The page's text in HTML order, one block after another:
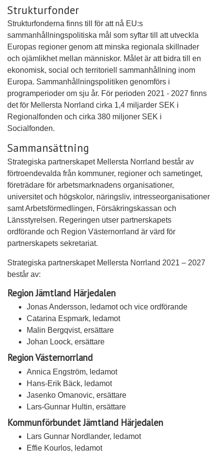
Strukturfonder
Strukturfonderna finns till för att nå EU:s
sammanhållningspolitiska mål som syftar till att utveckla
Europas regioner genom att minska regionala skillnader
och ojämlikhet mellan människor. Målet är att bidra till en
ekonomisk, social och territoriell sammanhållning inom
Europa. Sammanhållningspolitiken genomförs i
programperioder om sju år. För perioden 2021 - 2027 finns
det för Mellersta Norrland cirka 1,4 miljarder SEK i
Regionalfonden och cirka 380 miljoner SEK i
Socialfonden.
Sammansättning
Strategiska partnerskapet Mellersta Norrland består av
förtroendevalda från kommuner, regioner och sametinget,
företrädare för arbetsmarknadens organisationer,
universitet och högskolor, näringsliv, intresseorganisationer
samt Arbetsförmedlingen, Försäkringskassan och
Länsstyrelsen. Regeringen utser partnerskapets
ordförande och Region Västernorrland är värd för
partnerskapets sekretariat.
Strategiska partnerskapet Mellersta Norrland 2021 – 2027
består av:
Region Jämtland Härjedalen
Jonas Andersson, ledamot och vice ordförande
Catarina Espmark, ledamot
Malin Bergqvist, ersättare
Johan Loock, ersättare
Region Västernorrland
Annica Engström, ledamot
Hans-Erik Bäck, ledamot
Jasenko Omanovic, ersättare
Lars-Gunnar Hultin, ersättare
Kommunförbundet Jämtland Härjedalen
Lars Gunnar Nordlander, ledamot
Effie Kourlos, ledamot